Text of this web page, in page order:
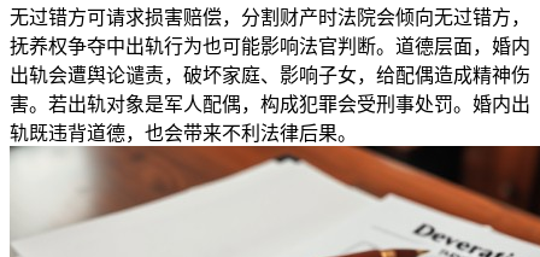
无过错方可请求损害赔偿，分割财产时法院会倾向无过错方，
抚养权争夺中出轨行为也可能影响法官判断。道德层面，婚内
出轨会遭舆论谴责，破坏家庭、影响子女，给配偶造成精神伤
害。若出轨对象是军人配偶，构成犯罪会受刑事处罚。婚内出
轨既违背道德，也会带来不利法律后果。